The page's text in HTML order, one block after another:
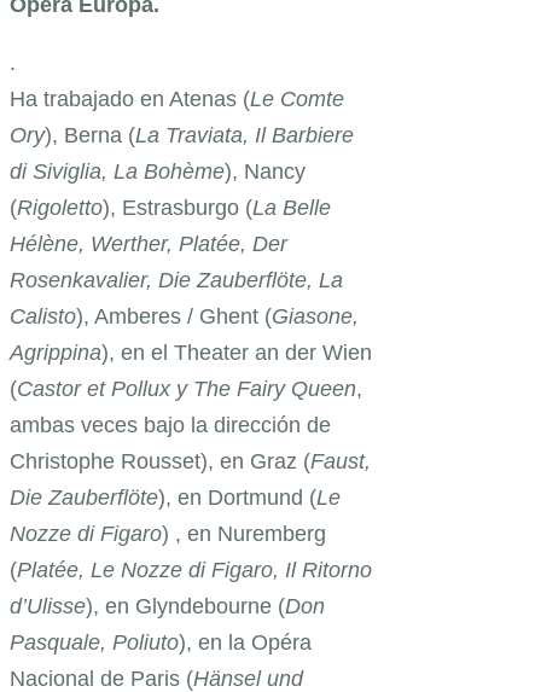
.
Ha trabajado en Atenas (Le Comte
Ory), Berna (La Traviata, Il Barbiere
di Siviglia, La Bohème), Nancy
(Rigoletto), Estrasburgo (La Belle
Hélène, Werther, Platée, Der
Rosenkavalier, Die Zauberflöte, La
Calisto), Amberes / Ghent (Giasone,
Agrippina), en el Theater an der Wien
(Castor et Pollux y The Fairy Queen,
ambas veces bajo la dirección de
Christophe Rousset), en Graz (Faust,
Die Zauberflöte), en Dortmund (Le
Nozze di Figaro) , en Nuremberg
(Platée, Le Nozze di Figaro, Il Ritorno
d’Ulisse), en Glyndebourne (Don
Pasquale, Poliuto), en la Opéra
Nacional de Paris (Hänsel und